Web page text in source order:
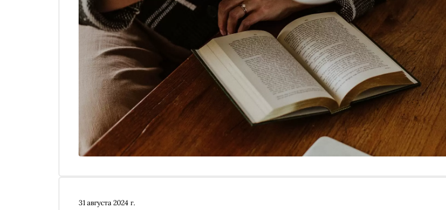
31 августа 2024 г.